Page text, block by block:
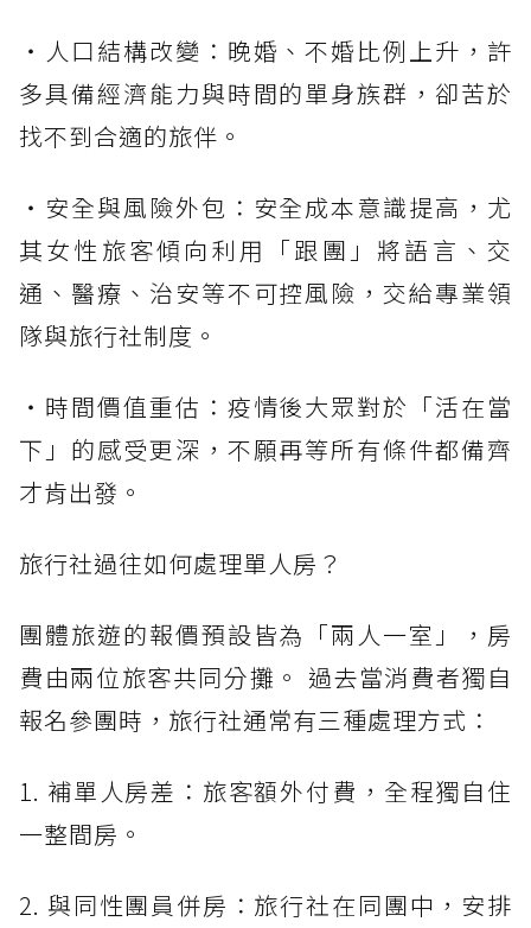
・人口結構改變：晚婚、不婚比例上升，許
多具備經濟能力與時間的單身族群，卻苦於
找不到合適的旅伴。
・安全與風險外包：安全成本意識提高，尤
其女性旅客傾向利用「跟團」將語言、交
通、醫療、治安等不可控風險，交給專業領
隊與旅行社制度。
・時間價值重估：疫情後大眾對於「活在當
下」的感受更深，不願再等所有條件都備齊
才肯出發。
旅行社過往如何處理單人房？
團體旅遊的報價預設皆為「兩人一室」，房
費由兩位旅客共同分攤。 過去當消費者獨自
報名參團時，旅行社通常有三種處理方式：
1. 補單人房差：旅客額外付費，全程獨自住
一整間房。
2. 與同性團員併房：旅行社在同團中，安排